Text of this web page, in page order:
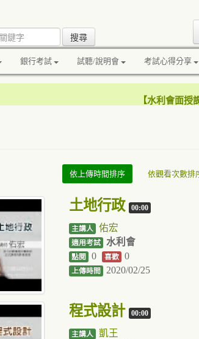
銀行考試 試聽/說明會 考試心得分享
【水利會面授
依上傳時間排序 依觀看次數排
土地行政 00:00
主講人 佑宏
適用考試 水利會
點閱 0 喜歡 0
上傳時間 2020/02/25
程式設計 00:00
主講人 凱王